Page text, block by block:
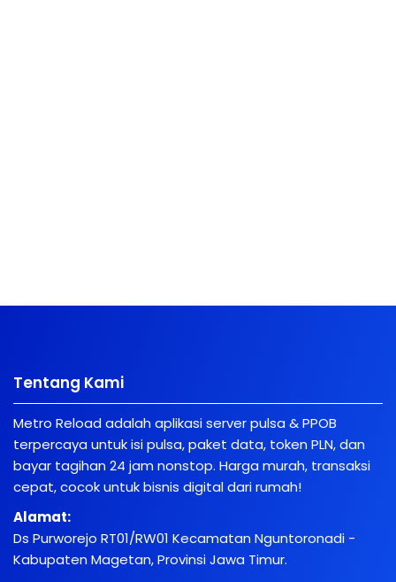
Tentang Kami
Metro Reload adalah aplikasi server pulsa & PPOB
terpercaya untuk isi pulsa, paket data, token PLN, dan
bayar tagihan 24 jam nonstop. Harga murah, transaksi
cepat, cocok untuk bisnis digital dari rumah!
Alamat:
Ds Purworejo RT01/RW01 Kecamatan Nguntoronadi -
Kabupaten Magetan, Provinsi Jawa Timur.